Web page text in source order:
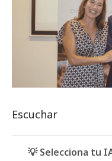
Escuchar
💡 Selecciona tu